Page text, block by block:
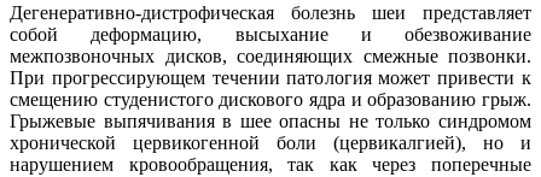
Дегенеративно-дистрофическая болезнь шеи представляет
собой деформацию, высыхание и обезвоживание
межпозвоночных дисков, соединяющих смежные позвонки.
При прогрессирующем течении патология может привести к
смещению студенистого дискового ядра и образованию грыж.
Грыжевые выпячивания в шее опасны не только синдромом
хронической цервикогенной боли (цервикалгией), но и
нарушением кровообращения, так как через поперечные